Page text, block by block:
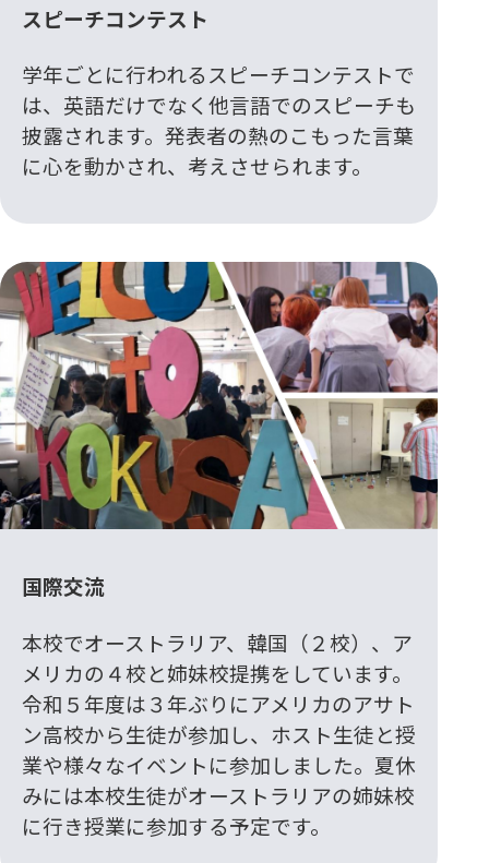
スピーチコンテスト
学年ごとに行われるスピーチコンテストで
は、英語だけでなく他言語でのスピーチも
披露されます。発表者の熱のこもった言葉
に心を動かされ、考えさせられます。
国際交流
本校でオーストラリア、韓国（２校）、ア
メリカの４校と姉妹校提携をしています。
令和５年度は３年ぶりにアメリカのアサト
ン高校から生徒が参加し、ホスト生徒と授
業や様々なイベントに参加しました。夏休
みには本校生徒がオーストラリアの姉妹校
に行き授業に参加する予定です。